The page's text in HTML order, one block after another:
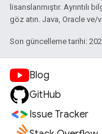
lisanslanmıştır. Ayrıntılı
göz atın. Java, Oracle ve/
Son güncelleme tarihi:
Blog
GitHub
Issue Tracker